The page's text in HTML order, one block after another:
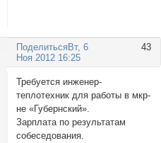
Поделиться 43
Вт, 6
Ноя 2012 16:25
Требуется инженер-
теплотехник для работы в мкр-
не «Губернский».
Зарплата по результатам
собеседования.